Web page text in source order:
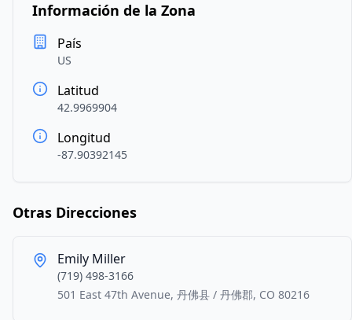
Información de la Zona
País
US
Latitud
42.9969904
Longitud
-87.90392145
Otras Direcciones
Emily Miller
(719) 498-3166
501 East 47th Avenue, 丹佛县 / 丹佛郡, CO 80216